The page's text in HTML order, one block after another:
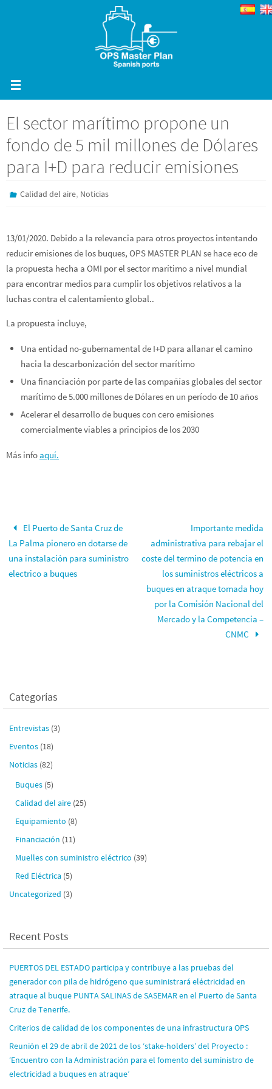
El sector marítimo propone un
fondo de 5 mil millones de Dólares
para I+D para reducir emisiones
Calidad del aire, Noticias
13/01/2020. Debido a la relevancia para otros proyectos intentando
reducir emisiones de los buques, OPS MASTER PLAN se hace eco de
la propuesta hecha a OMI por el sector marítimo a nivel mundial
para encontrar medios para cumplir los objetivos relativos a la
luchas contra el calentamiento global..
La propuesta incluye,
Una entidad no-gubernamental de I+D para allanar el camino
hacia la descarbonización del sector marítimo
Una financiación por parte de las compañías globales del sector
marítimo de 5.000 millones de Dólares en un período de 10 años
Acelerar el desarrollo de buques con cero emisiones
comercialmente viables a principios de los 2030
Más info aquí.
El Puerto de Santa Cruz de
La Palma pionero en dotarse de
una instalación para suministro
electrico a buques
Importante medida
administrativa para rebajar el
coste del termino de potencia en
los suministros eléctricos a
buques en atraque tomada hoy
por la Comisión Nacional del
Mercado y la Competencia –
CNMC
Categorías
Entrevistas (3)
Eventos (18)
Noticias (82)
Buques (5)
Calidad del aire (25)
Equipamiento (8)
Financiación (11)
Muelles con suministro eléctrico (39)
Red Eléctrica (5)
Uncategorized (3)
Recent Posts
PUERTOS DEL ESTADO participa y contribuye a las pruebas del
generador con pila de hidrógeno que suministrará eléctricidad en
atraque al buque PUNTA SALINAS de SASEMAR en el Puerto de Santa
Cruz de Tenerife.
Criterios de calidad de los componentes de una infrastructura OPS
Reunión el 29 de abril de 2021 de los ‘stake-holders’ del Proyecto :
‘Encuentro con la Administración para el fomento del suministro de
electricidad a buques en atraque’